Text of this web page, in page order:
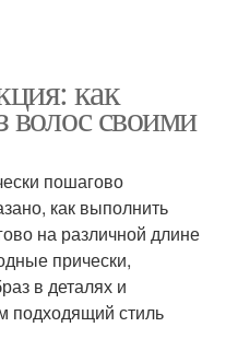
как
волос своими
пошагово
как выполнить
на различной длине
прически,
в деталях и
подходящий стиль